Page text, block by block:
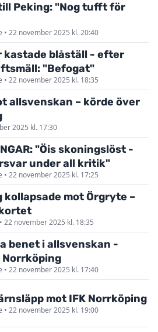
Peking: "Nog tufft för
• 22 november 2025 kl. 20:40
kastade blåställ - efter
"Befogat"
• 22 november 2025 kl. 18:35
allsvenskan – körde över
2025 kl. 17:30
"Öis skoningslöst -
under all kritik"
• 22 november 2025 kl. 17:25
kollapsade mot Örgryte –
22 november 2025 kl. 18:35
benet i allsvenskan -
• 22 november 2025 kl. 17:40
mot IFK Norrköping
• 22 november 2025 kl. 19:00